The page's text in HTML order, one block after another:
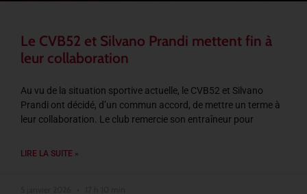
Le CVB52 et Silvano Prandi mettent fin à
leur collaboration
Au vu de la situation sportive actuelle, le CVB52 et Silvano
Prandi ont décidé, d’un commun accord, de mettre un terme à
leur collaboration. Le club remercie son entraîneur pour
LIRE LA SUITE »